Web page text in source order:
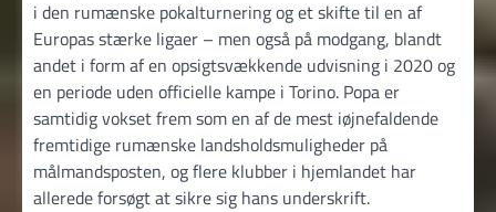
i den rumænske pokalturnering og et skifte til en af
Europas stærke ligaer – men også på modgang, blandt
andet i form af en opsigtsvækkende udvisning i 2020 og
en periode uden officielle kampe i Torino. Popa er
samtidig vokset frem som en af de mest iøjnefaldende
fremtidige rumænske landsholdsmuligheder på
målmandsposten, og flere klubber i hjemlandet har
allerede forsøgt at sikre sig hans underskrift.